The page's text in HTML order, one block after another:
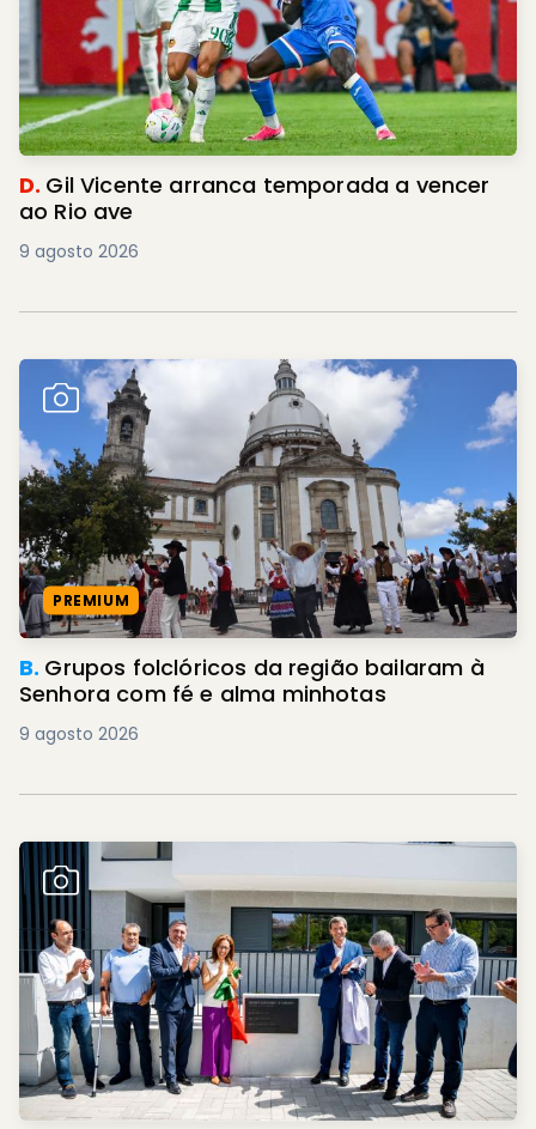
D. Gil Vicente arranca temporada a vencer
ao Rio ave
9 agosto 2026
PREMIUM
B. Grupos folclóricos da região bailaram à
Senhora com fé e alma minhotas
9 agosto 2026